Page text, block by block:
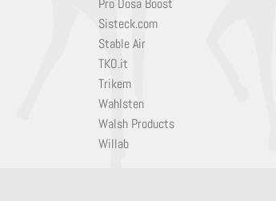
Sisteck.com
Stable Air
TKO.it
Trikem
Wahlsten
Walsh Products
Willab